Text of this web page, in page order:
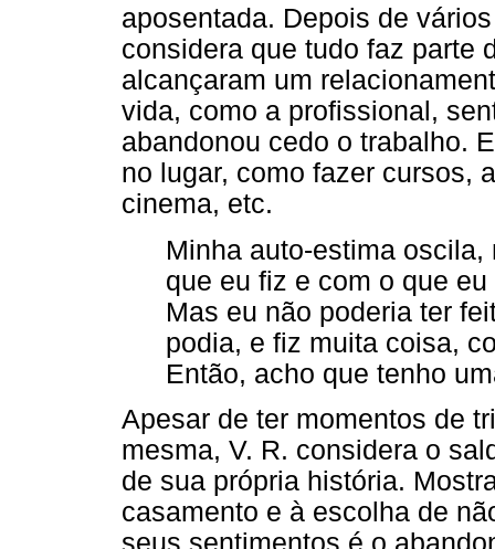
aposentada. Depois de
considera que tudo faz parte
alcançaram um
vida, como a profissional,
abandonou cedo o trabalho.
no lugar, como fazer cursos,
cinema, etc.
Minha auto-estima
que eu fiz e com o que
Mas eu não poderia ter
podia, e fiz muita coisa,
Então, acho que tenho
Apesar de ter momentos de
mesma, V. R. considera o
de sua própria história.
casamento e à escolha de